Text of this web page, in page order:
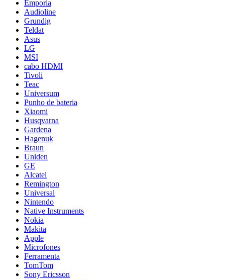
Emporia
Audioline
Grundig
Teldat
Asus
LG
MSI
cabo HDMI
Tivoli
Teac
Universum
Punho de bateria
Xiaomi
Husqvarna
Gardena
Hagenuk
Braun
Uniden
GE
Alcatel
Remington
Universal
Nintendo
Native Instruments
Nokia
Makita
Apple
Microfones
Ferramenta
TomTom
Sony Ericsson